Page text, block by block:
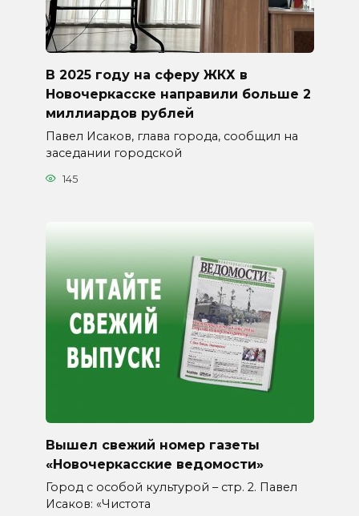
В 2025 году на сферу ЖКХ в
Новочеркасске направили больше 2
миллиардов рублей
Павел Исаков, глава города, сообщил на
заседании городской
145
Вышел свежий номер газеты
«Новочеркасские ведомости»
Город с особой культурой – стр. 2. Павел
Исаков: «Чистота